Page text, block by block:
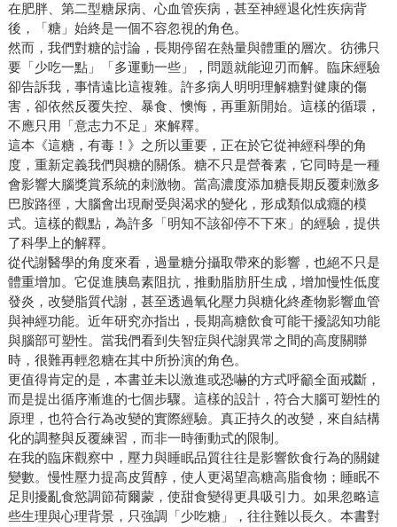
在肥胖、第二型糖尿病、心血管疾病，甚至神經退化性疾病背
後，「糖」始終是一個不容忽視的角色。
然而，我們對糖的討論，長期停留在熱量與體重的層次。彷彿只
要「少吃一點」「多運動一些」，問題就能迎刃而解。臨床經驗
卻告訴我，事情遠比這複雜。許多病人明明理解糖對健康的傷
害，卻依然反覆失控、暴食、懊悔，再重新開始。這樣的循環，
不應只用「意志力不足」來解釋。
這本《這糖，有毒！》之所以重要，正在於它從神經科學的角
度，重新定義我們與糖的關係。糖不只是營養素，它同時是一種
會影響大腦獎賞系統的刺激物。當高濃度添加糖長期反覆刺激多
巴胺路徑，大腦會出現耐受與渴求的變化，形成類似成癮的模
式。這樣的觀點，為許多「明知不該卻停不下來」的經驗，提供
了科學上的解釋。
從代謝醫學的角度來看，過量糖分攝取帶來的影響，也絕不只是
體重增加。它促進胰島素阻抗，推動脂肪肝生成，增加慢性低度
發炎，改變脂質代謝，甚至透過氧化壓力與糖化終產物影響血管
與神經功能。近年研究亦指出，長期高糖飲食可能干擾認知功能
與腦部可塑性。當我們看到失智症與代謝異常之間的高度關聯
時，很難再輕忽糖在其中所扮演的角色。
更值得肯定的是，本書並未以激進或恐嚇的方式呼籲全面戒斷，
而是提出循序漸進的七個步驟。這樣的設計，符合大腦可塑性的
原理，也符合行為改變的實際經驗。真正持久的改變，來自結構
化的調整與反覆練習，而非一時衝動式的限制。
在我的臨床觀察中，壓力與睡眠品質往往是影響飲食行為的關鍵
變數。慢性壓力提高皮質醇，使人更渴望高糖高脂食物；睡眠不
足則擾亂食慾調節荷爾蒙，使甜食變得更具吸引力。如果忽略這
些生理與心理背景，只強調「少吃糖」，往往難以長久。本書對